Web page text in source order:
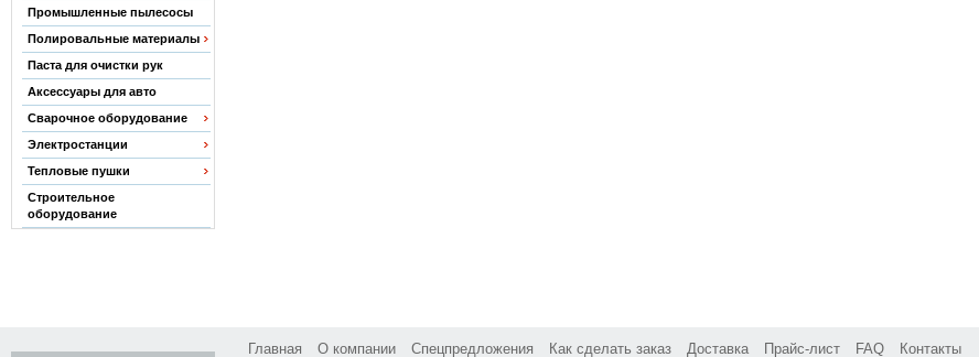
Промышленные пылесосы
Полировальные материалы
Паста для очистки рук
Аксессуары для авто
Сварочное оборудование
Электростанции
Тепловые пушки
Строительное
оборудование
Главная О компании Спецпредложения Как сделать заказ Доставка Прайс-лист FAQ Контакты